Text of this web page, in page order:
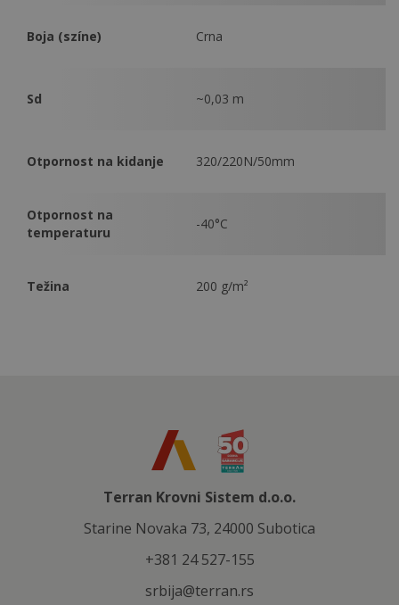
Boja (színe) Crna
Sd ~0,03 m
Otpornost na kidanje 320/220N/50mm
Otpornost na
temperaturu
-40°C
Težina 200 g/m²
Terran Krovni Sistem d.o.o.
Starine Novaka 73, 24000 Subotica
+381 24 527-155
srbija@terran.rs